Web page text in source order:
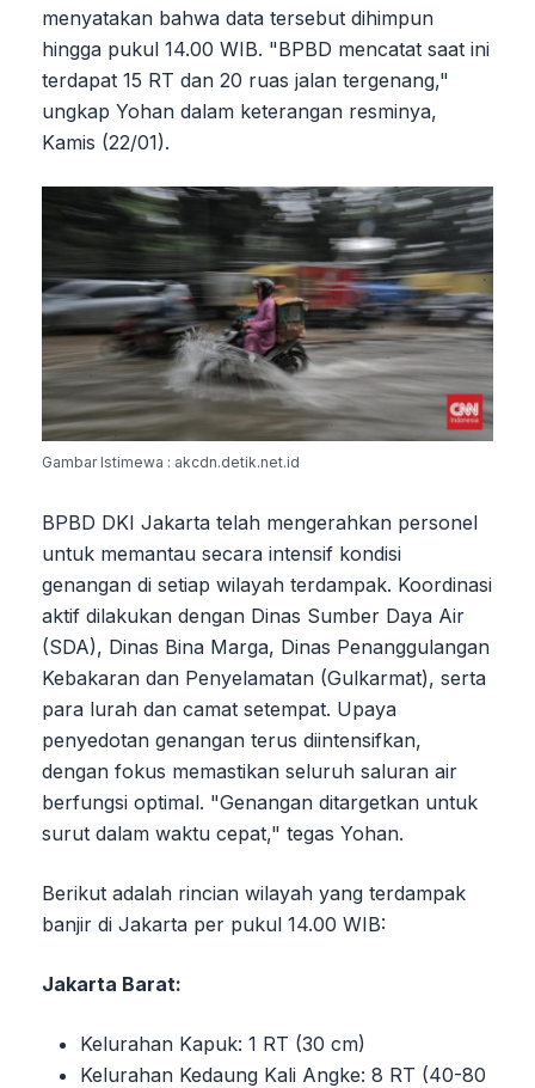
menyatakan bahwa data tersebut dihimpun
hingga pukul 14.00 WIB. "BPBD mencatat saat ini
terdapat 15 RT dan 20 ruas jalan tergenang,"
ungkap Yohan dalam keterangan resminya,
Kamis (22/01).
Gambar Istimewa : akcdn.detik.net.id
BPBD DKI Jakarta telah mengerahkan personel
untuk memantau secara intensif kondisi
genangan di setiap wilayah terdampak. Koordinasi
aktif dilakukan dengan Dinas Sumber Daya Air
(SDA), Dinas Bina Marga, Dinas Penanggulangan
Kebakaran dan Penyelamatan (Gulkarmat), serta
para lurah dan camat setempat. Upaya
penyedotan genangan terus diintensifkan,
dengan fokus memastikan seluruh saluran air
berfungsi optimal. "Genangan ditargetkan untuk
surut dalam waktu cepat," tegas Yohan.
Berikut adalah rincian wilayah yang terdampak
banjir di Jakarta per pukul 14.00 WIB:
Jakarta Barat:
Kelurahan Kapuk: 1 RT (30 cm)
Kelurahan Kedaung Kali Angke: 8 RT (40-80